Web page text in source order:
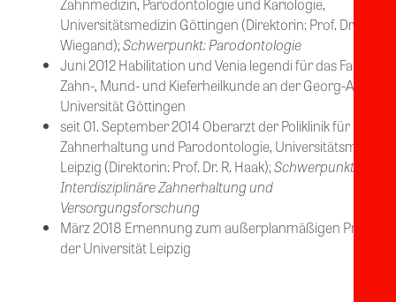
Universitätsmedizin Göttingen (Direktorin: Prof. Dr. A.
Wiegand);Schwerpunkt: Parodontologie
Juni 2012 Habilitation und Venia legendi für das Fach
Zahn-, Mund- und Kieferheilkunde an der Georg-August-
Universität Göttingen
seit 01. September 2014 Oberarzt der Poliklinik für
Zahnerhaltung und Parodontologie, Universitätsmedizin
Leipzig (Direktorin: Prof. Dr. R. Haak);Schwerpunkt:
Interdisziplinäre Zahnerhaltung und
Versorgungsforschung
März 2018 Ernennung zum außerplanmäßigen
der Universität Leipzig